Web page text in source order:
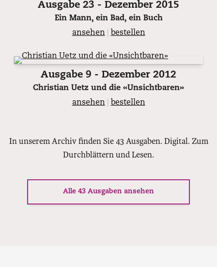
Ausgabe 23 - Dezember 2015
Ein Mann, ein Bad, ein Buch
ansehen
bestellen
Ausgabe 9 - Dezember 2012
Christian Uetz und die «Unsichtbaren»
ansehen
bestellen
In unserem Archiv finden Sie 43 Ausgaben. Digital. Zum
Durchblättern und Lesen.
Alle 43 Ausgaben ansehen